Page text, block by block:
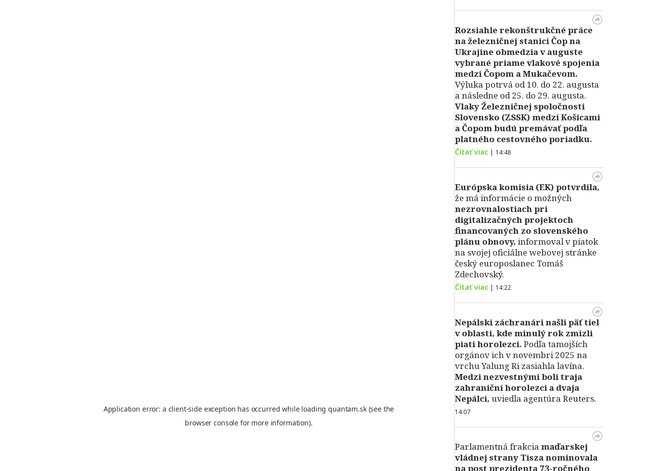
Rozsiahle rekonštrukčné práce
na železničnej stanici Čop na
Ukrajine obmedzia v auguste
vybrané priame vlakové spojenia
medzi Čopom a Mukačevom.
Výluka potrvá od 10. do 22. augusta
a následne od 25. do 29. augusta.
Vlaky Železničnej spoločnosti
Slovensko (ZSSK) medzi Košicami
a Čopom budú premávať podľa
platného cestovného poriadku.
Čítať viac | 14:48
Európska komisia (EK) potvrdila,
že má informácie o možných
nezrovnalostiach pri
digitalizačných projektoch
financovaných zo slovenského
plánu obnovy, informoval v piatok
na svojej oficiálne webovej stránke
český europoslanec Tomáš
Zdechovský.
Čítať viac | 14:22
Nepálski záchranári našli päť tiel
v oblasti, kde minulý rok zmizli
piati horolezci. Podľa tamojších
orgánov ich v novembri 2025 na
vrchu Yalung Ri zasiahla lavína.
Medzi nezvestnými boli traja
zahraniční horolezci a dvaja
Nepálci, uviedla agentúra Reuters.
14:07
Parlamentná frakcia maďarskej
vládnej strany Tisza nominovala
na post prezidenta 73‑ročného